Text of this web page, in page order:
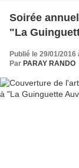
Soirée
"La
Publié le 29/01/2016
Par PARAY RANDO